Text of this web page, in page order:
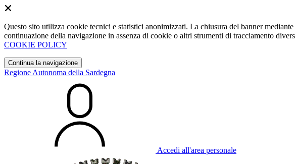
Questo sito utilizza cookie tecnici e statistici anonimizzati. La chiusura del banner
continuazione della navigazione in assenza di cookie o altri strumenti di tracciamento
COOKIE POLICY
Continua la navigazione
Regione Autonoma della Sardegna
Accedi all'area personale